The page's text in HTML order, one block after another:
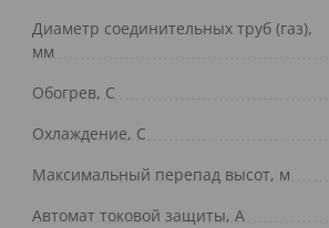
Диаметр соединительных труб (газ),
мм
Обогрев, С
Охлаждение, С
Максимальный перепад высот, м
Автомат токовой защиты, A